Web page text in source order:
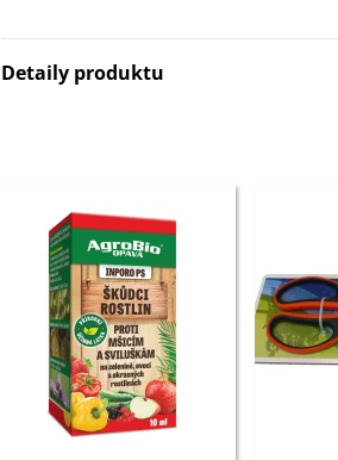
Detaily produktu